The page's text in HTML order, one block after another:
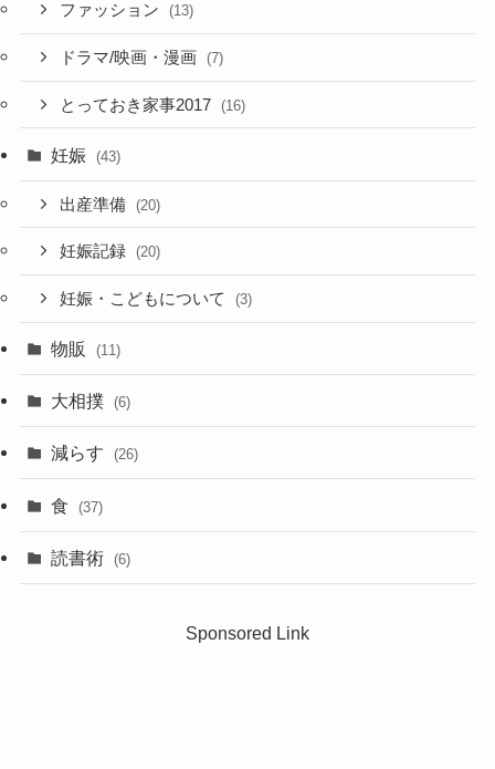
ファッション (13)
ドラマ/映画・漫画 (7)
とっておき家事2017 (16)
妊娠 (43)
出産準備 (20)
妊娠記録 (20)
妊娠・こどもについて (3)
物販 (11)
大相撲 (6)
減らす (26)
食 (37)
読書術 (6)
Sponsored Link